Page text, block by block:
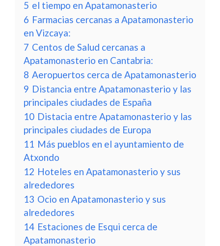
5 el tiempo en Apatamonasterio
6 Farmacias cercanas a Apatamonasterio
en Vizcaya:
7 Centos de Salud cercanas a
Apatamonasterio en Cantabria:
8 Aeropuertos cerca de Apatamonasterio
9 Distancia entre Apatamonasterio y las
principales ciudades de España
10 Distacia entre Apatamonasterio y las
principales ciudades de Europa
11 Más pueblos en el ayuntamiento de
Atxondo
12 Hoteles en Apatamonasterio y sus
alrededores
13 Ocio en Apatamonasterio y sus
alrededores
14 Estaciones de Esqui cerca de
Apatamonasterio